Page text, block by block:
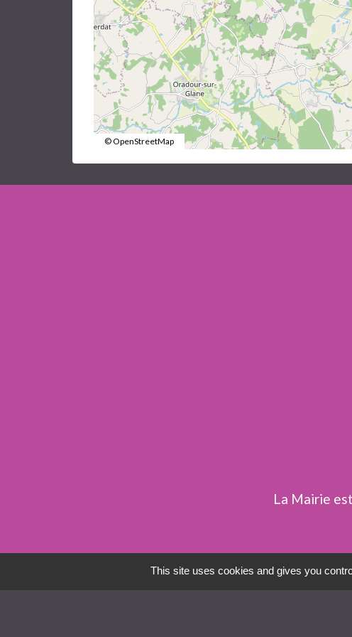
© OpenStreetMap
La Mairie
This site uses cookies and gives you